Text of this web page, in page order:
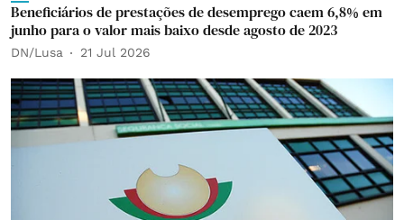
Beneficiários de prestações de desemprego caem 6,8% em
junho para o valor mais baixo desde agosto de 2023
DN/Lusa 21 Jul 2026